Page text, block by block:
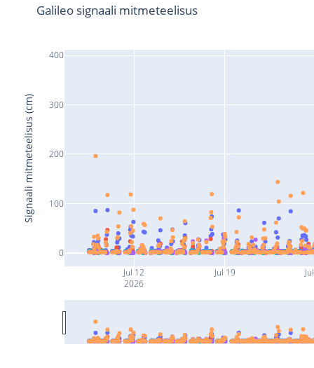
Jul 12
2026
Jul 19
0
100
200
300
400
Galileo signaali mitmeteelisus
Signaali mitmeteelisus (cm)